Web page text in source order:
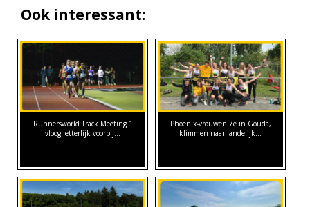
Ook interessant:
Runnersworld Track Meeting 1
vloog letterlijk voorbij...
Phoenix-vrouwen 7e in Gouda,
klimmen naar landelijk…